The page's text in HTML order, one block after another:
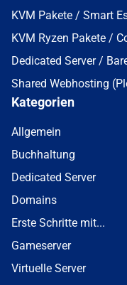
KVM Pakete / Smart
KVM Ryzen Pakete /
Dedicated Server /
Shared Webhosting
Kategorien
Allgemein
Buchhaltung
Dedicated Server
Domains
Erste Schritte mit...
Gameserver
Virtuelle Server